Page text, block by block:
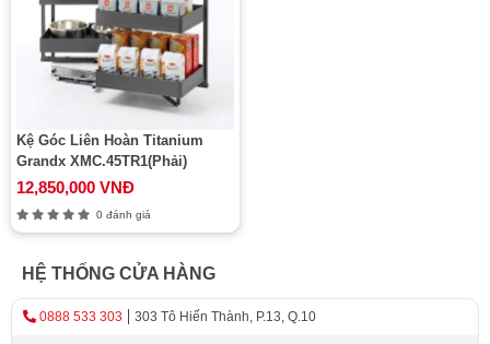
Kệ Góc Liên Hoàn Titanium
Grandx XMC.45TR1(Phải)
12,850,000 VNĐ
0 đánh giá
HỆ THỐNG CỬA HÀNG
0888 533 303 303 Tô Hiến Thành, P.13, Q.10